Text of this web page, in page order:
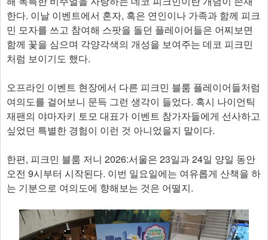
한다. 이날 이벤트에서 혼자, 혹은 연인이나 가족과 함께 피크
민 모자를 쓰고 참여해 스팟을 돌던 플레이어들은 어찌보면
함께 꽃을 심으며 각양각색의 개성을 보여주는 데코 피크민
처럼 보이기도 했다.
오프라인 이벤트 현장에서 다른 피크민 블룸 플레이어들처럼
여의도를 걸어보니 문득 그런 생각이 들었다. 혹시 나이언틱
재팬의 야마자키 토모 대표가 이벤트 참가자들에게 선사하고
싶었던 특별한 경험이 이런 것 아니었을지 말이다.
한편, 피크민 블룸 저니 2026:서울은 23일과 24일 양일 동안
오전 9시부터 시작된다. 이번 일요일에는 여유롭게 산책을 하
는 기분으로 여의도에 향해보는 것은 어떨지.